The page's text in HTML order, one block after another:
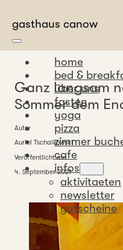
gasthaus canow
home
bed &
über uns
fasten
yoga
pizza
zimmer
cafe
infos
aktivitaeten
newsletter
gutscheine
Ganz langsam
Sommer dem
Autor
Auriel Tschaikowski
Veröffentlicht am
4. September 2021